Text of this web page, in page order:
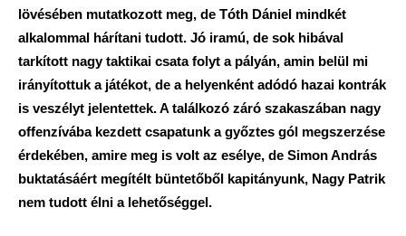
lövésében mutatkozott meg, de Tóth Dániel mindkét
alkalommal hárítani tudott. Jó iramú, de sok hibával
tarkított nagy taktikai csata folyt a pályán, amin belül mi
irányítottuk a játékot, de a helyenként adódó hazai kontrák
is veszélyt jelentettek. A találkozó záró szakaszában nagy
offenzívába kezdett csapatunk a győztes gól megszerzése
érdekében, amire meg is volt az esélye, de Simon András
buktatásáért megítélt büntetőből kapitányunk, Nagy Patrik
nem tudott élni a lehetőséggel.